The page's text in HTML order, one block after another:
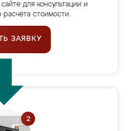
для консультации и
расчёта стоимости.
ЗАЯВКУ